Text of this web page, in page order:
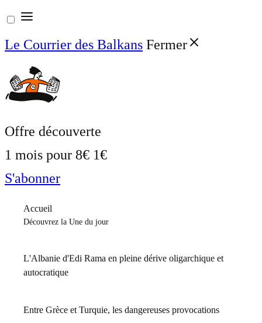
Aller
au
contenu
Le Courrier des Balkans Fermer
Offre découverte
1 mois pour 8€ 1€
S'abonner
Accueil
Découvrez la Une du jour
L'Albanie d'Edi Rama en pleine dérive oligarchique et
autocratique
Entre Grèce et Turquie, les dangereuses provocations